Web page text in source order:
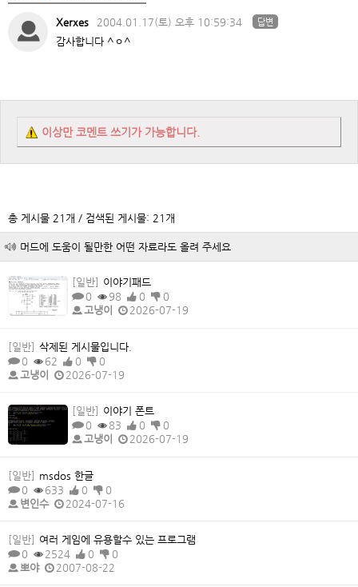
Xerxes 2004.01.17(토) 오후 10:59:34 답변
감사합니다 ^ㅇ^
이상만 코멘트 쓰기가 가능합니다.
총 게시물 21개 / 검색된 게시물: 21개
머드에 도움이 될만한 어떤 자료라도 올려 주세요
[일반] 이야기패드
0
98 0
0
고냉이
2026-07-19
[일반] 삭제된 게시물입니다.
0
62 0
0
고냉이
2026-07-19
[일반] 이야기 폰트
0
83 0
0
고냉이
2026-07-19
[일반] msdos 한글
0
633 0
0
변인수
2024-07-16
[일반] 여러 게임에 유용할수 있는 프로그램
0
2524 0
0
뽀야
2007-08-22